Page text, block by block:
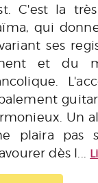
C'est la
qui
ses
et du
Un
plaira pas
dès l...